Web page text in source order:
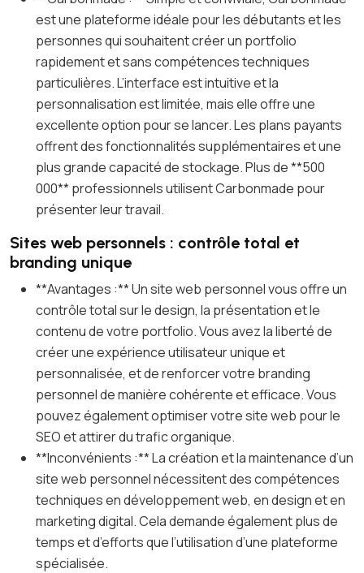
est une plateforme idéale pour les débutants et les
personnes qui souhaitent créer un portfolio
rapidement et sans compétences techniques
particulières. L’interface est intuitive et la
personnalisation est limitée, mais elle offre une
excellente option pour se lancer. Les plans payants
offrent des fonctionnalités supplémentaires et une
plus grande capacité de stockage. Plus de **500
000** professionnels utilisent Carbonmade pour
présenter leur travail.
Sites web personnels : contrôle total et
branding unique
**Avantages :** Un site web personnel vous offre un
contrôle total sur le design, la présentation et le
contenu de votre portfolio. Vous avez la liberté de
créer une expérience utilisateur unique et
personnalisée, et de renforcer votre branding
personnel de manière cohérente et efficace. Vous
pouvez également optimiser votre site web pour le
SEO et attirer du trafic organique.
**Inconvénients :** La création et la maintenance d’un
site web personnel nécessitent des compétences
techniques en développement web, en design et en
marketing digital. Cela demande également plus de
temps et d’efforts que l’utilisation d’une plateforme
spécialisée.